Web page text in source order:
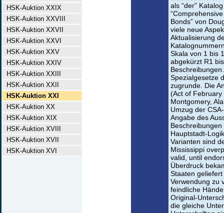
HSK-Auktion XXIX
HSK-Auktion XXVIII
HSK-Auktion XXVII
HSK-Auktion XXVI
HSK-Auktion XXV
HSK-Auktion XXIV
HSK-Auktion XXIII
HSK-Auktion XXII
HSK-Auktion XXI
HSK-Auktion XX
HSK-Auktion XIX
HSK-Auktion XVIII
HSK-Auktion XVII
HSK-Auktion XVI
als “der”
Bonds” von
viele neue
Aktualisierung
Skala von 1 bis
abgekürzt R1
Spezialgesetze
zugrunde. Die
(Act of February
Montgomery,
Umzug der
Angabe des
Hauptstadt-
Varianten sind
Mississippi
valid, until
Überdruck
Staaten
Verwendung zu
feindliche
Original-
die gleiche